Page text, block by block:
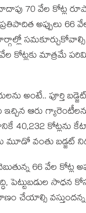
దాదాపు 70 వేల కోట్ల
ప్ర‌తిపాదిత
కోట్ల‌కు మాత్ర‌మే
అంటే.. పూర్తి
ఆరు
40,232 కోట్ల‌ను
మూడో వంతు బ‌డ్జ‌ట్
66 వేల కోట్ల
పెట్టుబ‌డుల సాధ‌న
చేయాల్సి